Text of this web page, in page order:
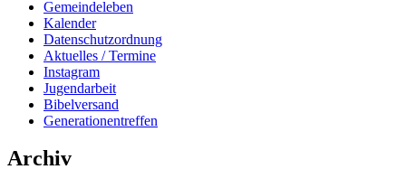
Gemeindeleben
Kalender
Datenschutzordnung
Aktuelles / Termine
Instagram
Jugendarbeit
Bibelversand
Generationentreffen
Archiv